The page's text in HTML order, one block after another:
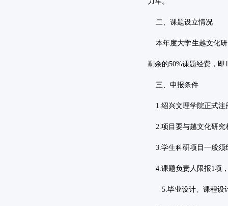
二、课题设立情况
本年度大学生越文化
剩余的50%课题经费，即
三、申报条件
1.绍兴文理学院正式
2.项目要与越文化研
3.学生科研项目一般
4.课题负责人限报1项
5.毕业设计、课程设